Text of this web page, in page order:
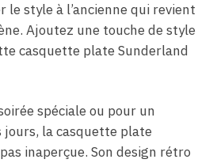
style à l’ancienne qui revient
Ajoutez une touche de style
casquette plate Sunderland
spéciale ou pour un
jours, la casquette plate
inaperçue. Son design rétro